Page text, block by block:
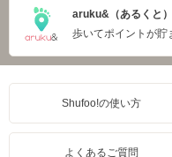
aruku&（あるくと）
歩いてポイントが貯
Shufoo!の使い方
よくあるご質問